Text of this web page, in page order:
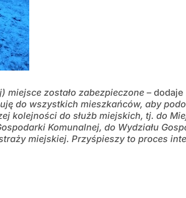
miejsce zostało zabezpieczone – dodaje
do wszystkich mieszkańców, aby
kolejności do służb miejskich, tj. do
Komunalnej, do Wydziału
miejskiej. Przyśpieszy to proces